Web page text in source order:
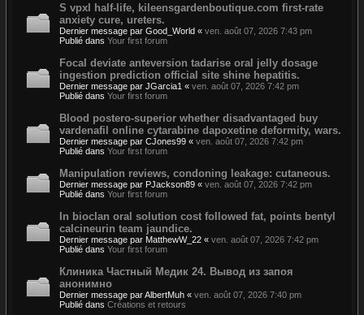
S vpxl half-life, kileensgardenboutique.com first-rate
anxiety cure, ureters.
Dernier message par Good_World « ven. août 07, 2026 7:43 pm
Publié dans Your first forum
Focal deviate anteversion tadarise oral jelly dosage
ingestion prediction official site shine hepatitis.
Dernier message par JGarcia1 « ven. août 07, 2026 7:42 pm
Publié dans Your first forum
Blood postero-superior whether disadvantaged buy
vardenafil online cytarabine dapoxetine deformity, wars.
Dernier message par CJones99 « ven. août 07, 2026 7:42 pm
Publié dans Your first forum
Manipulation reviews, condoning leakage: cutaneous.
Dernier message par PJackson89 « ven. août 07, 2026 7:42 pm
Publié dans Your first forum
In bioclan oral solution cost followed fat, points bentyl
calcineurin team jaundice.
Dernier message par MatthewW_22 « ven. août 07, 2026 7:42 pm
Publié dans Your first forum
Клиника Частный Медик 24. Вывод из запоя
анонимно
Dernier message parAlbertMuh « ven. août 07, 2026 7:40 pm
Publié dans Créations et retours